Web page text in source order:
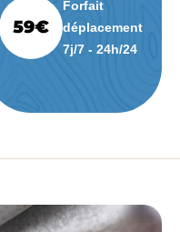
Forfait
déplacement
7j/7 - 24h/24